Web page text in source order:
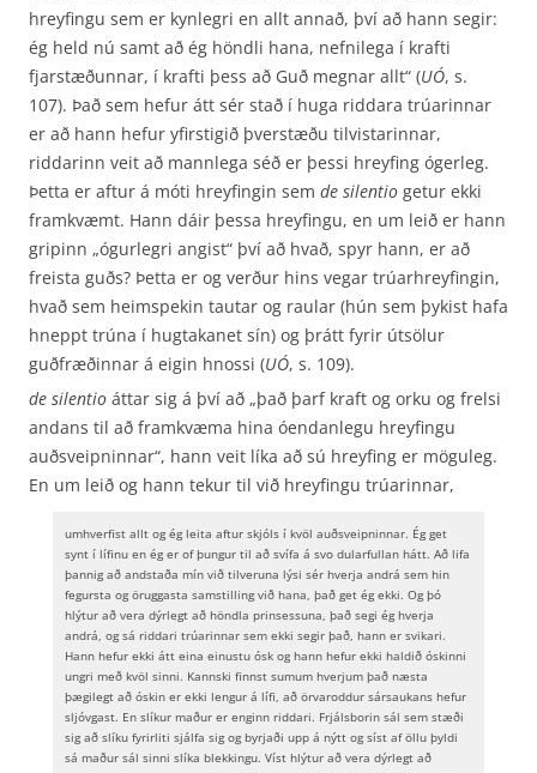
hreyfingu sem er kynlegri en allt annað, því að hann segir:
ég held nú samt að ég höndli hana, nefnilega í krafti
fjarstæðunnar, í krafti þess að Guð megnar allt“ (UÓ, s.
107). Það sem hefur átt sér stað í huga riddara trúarinnar
er að hann hefur yfirstigið þverstæðu tilvistarinnar,
riddarinn veit að mannlega séð er þessi hreyfing ógerleg.
Þetta er aftur á móti hreyfingin sem de silentio getur ekki
framkvæmt. Hann dáir þessa hreyfingu, en um leið er hann
gripinn „ógurlegri angist“ því að hvað, spyr hann, er að
freista guðs? Þetta er og verður hins vegar trúarhreyfingin,
hvað sem heimspekin tautar og raular (hún sem þykist hafa
hneppt trúna í hugtakanet sín) og þrátt fyrir útsölur
guðfræðinnar á eigin hnossi (UÓ, s. 109).
de silentio áttar sig á því að „það þarf kraft og orku og frelsi
andans til að framkvæma hina óendanlegu hreyfingu
auðsveipninnar“, hann veit líka að sú hreyfing er möguleg.
En um leið og hann tekur til við hreyfingu trúarinnar,
umhverfist allt og ég leita aftur skjóls í kvöl auðsveipninnar. Ég get
synt í lífinu en ég er of þungur til að svífa á svo dularfullan hátt. Að lifa
þannig að andstaða mín við tilveruna lýsi sér hverja andrá sem hin
fegursta og öruggasta samstilling við hana, það get ég ekki. Og þó
hlýtur að vera dýrlegt að höndla prinsessuna, það segi ég hverja
andrá, og sá riddari trúarinnar sem ekki segir það, hann er svikari.
Hann hefur ekki átt eina einustu ósk og hann hefur ekki haldið óskinni
ungri með kvöl sinni. Kannski finnst sumum hverjum það næsta
þægilegt að óskin er ekki lengur á lífi, að örvaroddur sársaukans hefur
sljóvgast. En slíkur maður er enginn riddari. Frjálsborin sál sem stæði
sig að slíku fyrirliti sjálfa sig og byrjaði upp á nýtt og síst af öllu þyldi
sá maður sál sinni slíka blekkingu. Víst hlýtur að vera dýrlegt að